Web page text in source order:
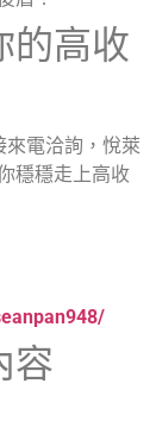
的高收
來電洽詢，悅萊
穩穩走上高收
容